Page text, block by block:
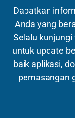
Dapatkan
Anda yang
Selalu kunjungi
untuk update
baik aplikasi,
pemasangan